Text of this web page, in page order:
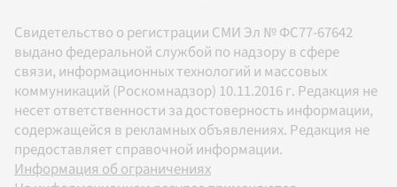
Свидетельство о регистрации СМИ Эл № ФС77-67642
выдано федеральной службой по надзору в сфере
связи, информационных технологий и массовых
коммуникаций (Роскомнадзор) 10.11.2016 г. Редакция не
несет ответственности за достоверность информации,
содержащейся в рекламных объявлениях. Редакция не
предоставляет справочной информации.
Информация об ограничениях